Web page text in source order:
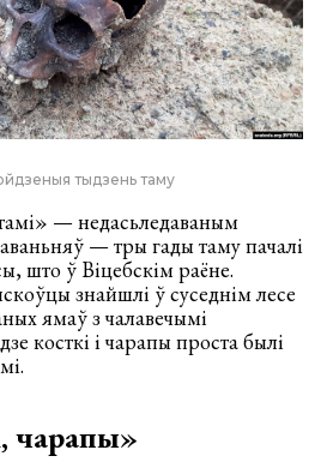
тыдзень таму
— недасьледаваным
— тры гады таму пачалі
што ў Віцебскім раёне.
знайшлі ў суседнім лесе
ямаў з чалавечымі
косткі і чарапы проста былі
чарапы»